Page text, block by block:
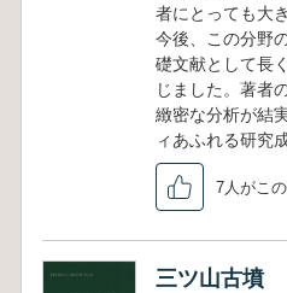
者にとっても大
今後、この分野
礎文献として長
じました。著者
緻密な分析が結
ィあふれる研究
7人がこ
三ツ山古墳